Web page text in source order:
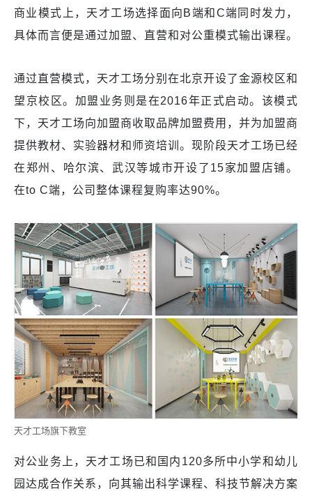
商业模式上，天才工场选择面向B端和C端同时发力，
具体而言便是通过加盟、直营和对公重模式输出课程。
通过直营模式，天才工场分别在北京开设了金源校区和
望京校区。加盟业务则是在2016年正式启动。该模式
下，天才工场向加盟商收取品牌加盟费用，并为加盟商
提供教材、实验器材和师资培训。现阶段天才工场已经
在郑州、哈尔滨、武汉等城市开设了15家加盟店铺。
在to C端，公司整体课程复购率达90%。
天才工场旗下教室
对公业务上，天才工场已和国内120多所中小学和幼儿
园达成合作关系，向其输出科学课程、科技节解决方案